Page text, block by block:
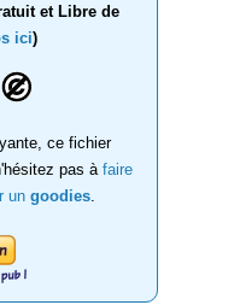
et Libre de
ici)
ce fichier
pas à faire
un goodies